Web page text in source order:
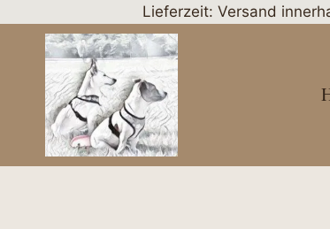
springen
Lieferzeit: Versand